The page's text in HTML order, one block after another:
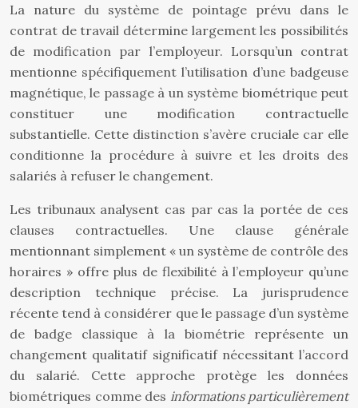
La nature du système de pointage prévu dans le
contrat de travail détermine largement les possibilités
de modification par l’employeur. Lorsqu’un contrat
mentionne spécifiquement l’utilisation d’une badgeuse
magnétique, le passage à un système biométrique peut
constituer une modification contractuelle
substantielle. Cette distinction s’avère cruciale car elle
conditionne la procédure à suivre et les droits des
salariés à refuser le changement.
Les tribunaux analysent cas par cas la portée de ces
clauses contractuelles. Une clause générale
mentionnant simplement « un système de contrôle des
horaires » offre plus de flexibilité à l’employeur qu’une
description technique précise. La jurisprudence
récente tend à considérer que le passage d’un système
de badge classique à la biométrie représente un
changement qualitatif significatif nécessitant l’accord
du salarié. Cette approche protège les données
biométriques comme des informations particulièrement